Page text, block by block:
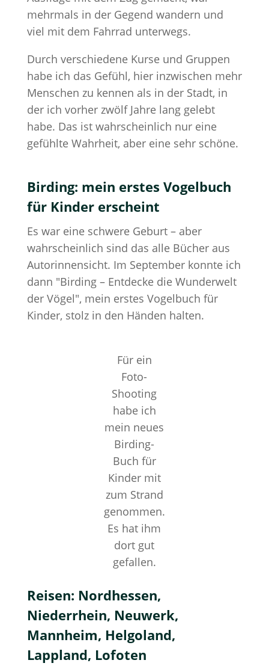
mehrmals in der Gegend wandern und
viel mit dem Fahrrad unterwegs.
Durch verschiedene Kurse und Gruppen
habe ich das Gefühl, hier inzwischen mehr
Menschen zu kennen als in der Stadt, in
der ich vorher zwölf Jahre lang gelebt
habe. Das ist wahrscheinlich nur eine
gefühlte Wahrheit, aber eine sehr schöne.
Birding: mein erstes Vogelbuch
für Kinder erscheint
Es war eine schwere Geburt – aber
wahrscheinlich sind das alle Bücher aus
Autorinnensicht. Im September konnte ich
dann "Birding – Entdecke die Wunderwelt
der Vögel", mein erstes Vogelbuch für
Kinder, stolz in den Händen halten.
Für ein
Foto-
Shooting
habe ich
mein neues
Birding-
Buch für
Kinder mit
zum Strand
genommen.
Es hat ihm
dort gut
gefallen.
Reisen: Nordhessen,
Niederrhein, Neuwerk,
Mannheim, Helgoland,
Lappland, Lofoten